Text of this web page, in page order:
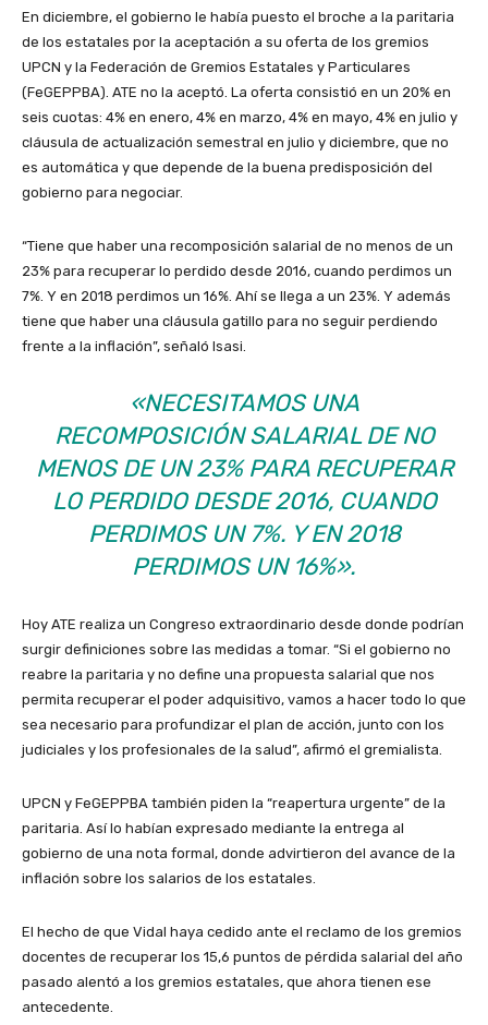
En diciembre, el gobierno le había puesto el broche a la paritaria
de los estatales por la aceptación a su oferta de los gremios
UPCN y la Federación de Gremios Estatales y Particulares
(FeGEPPBA). ATE no la aceptó. La oferta consistió en un 20% en
seis cuotas: 4% en enero, 4% en marzo, 4% en mayo, 4% en julio y
cláusula de actualización semestral en julio y diciembre, que no
es automática y que depende de la buena predisposición del
gobierno para negociar.
“Tiene que haber una recomposición salarial de no menos de un
23% para recuperar lo perdido desde 2016, cuando perdimos un
7%. Y en 2018 perdimos un 16%. Ahí se llega a un 23%. Y además
tiene que haber una cláusula gatillo para no seguir perdiendo
frente a la inflación”, señaló Isasi.
«NECESITAMOS UNA
RECOMPOSICIÓN SALARIAL DE NO
MENOS DE UN 23% PARA RECUPERAR
LO PERDIDO DESDE 2016, CUANDO
PERDIMOS UN 7%. Y EN 2018
PERDIMOS UN 16%».
Hoy ATE realiza un Congreso extraordinario desde donde podrían
surgir definiciones sobre las medidas a tomar. “Si el gobierno no
reabre la paritaria y no define una propuesta salarial que nos
permita recuperar el poder adquisitivo, vamos a hacer todo lo que
sea necesario para profundizar el plan de acción, junto con los
judiciales y los profesionales de la salud”, afirmó el gremialista.
UPCN y FeGEPPBA también piden la “reapertura urgente” de la
paritaria. Así lo habían expresado mediante la entrega al
gobierno de una nota formal, donde advirtieron del avance de la
inflación sobre los salarios de los estatales.
El hecho de que Vidal haya cedido ante el reclamo de los gremios
docentes de recuperar los 15,6 puntos de pérdida salarial del año
pasado alentó a los gremios estatales, que ahora tienen ese
antecedente.